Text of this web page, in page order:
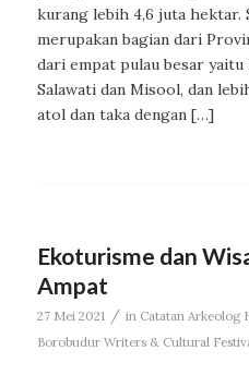
kurang lebih 4,6 juta hektar.
merupakan bagian dari
dari empat pulau besar yaitu
Salawati dan Misool, dan
atol dan taka dengan […]
Ekoturisme dan
Ampat
27 Mei 2021 / in Catatan Arkeolog
Borobudur Writers & Cultural